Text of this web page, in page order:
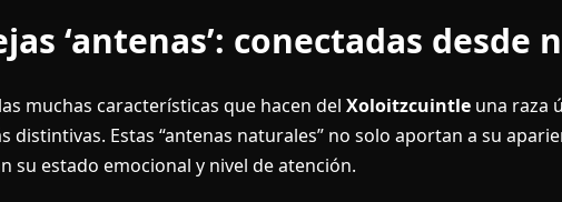
‘antenas’: conectadas desde
muchas características que hacen del Xoloitzcuintle una raza
distintivas. Estas “antenas naturales” no solo aportan a su
su estado emocional y nivel de atención.